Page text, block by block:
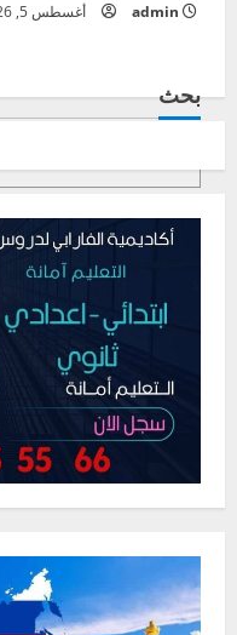
admin أغسطس 5, 2026
بحث